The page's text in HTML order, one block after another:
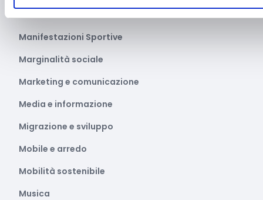
Manifestazioni culturali
Manifestazioni Sportive
Marginalità sociale
Marketing e comunicazione
Media e informazione
Migrazione e sviluppo
Mobile e arredo
Mobilità sostenibile
Musica